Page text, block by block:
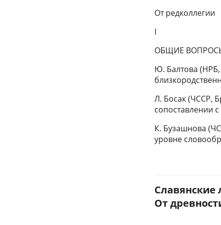
От редколлегии
I
ОБЩИЕ
Ю. Балтова (НРБ,
Л. Босак (ЧССР,
сопоставлении
К. Бузашнова
уровне
Славянские
От